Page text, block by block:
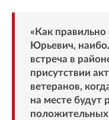
«Как правильно
Юрьевич,
встреча в
присутствии
ветеранов,
на месте будут